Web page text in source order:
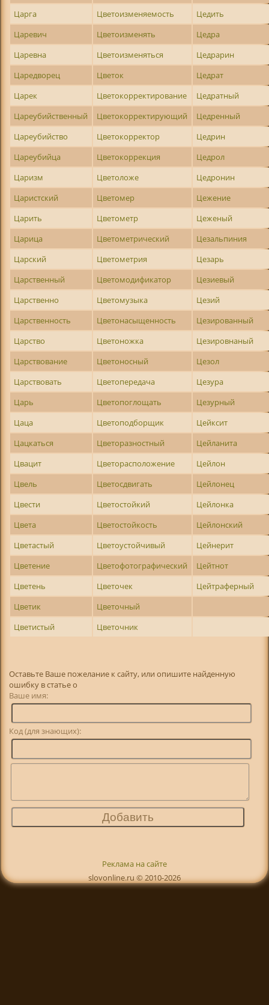
Царга
Цветоизменяемость
Цедить
Царевич
Цветоизменять
Цедра
Царевна
Цветоизменяться
Цедрарин
Царедворец
Цветок
Цедрат
Царек
Цветокорректирование
Цедратный
Цареубийственный
Цветокорректирующий
Цедренный
Цареубийство
Цветокорректор
Цедрин
Цареубийца
Цветокоррекция
Цедрол
Царизм
Цветоложе
Цедронин
Царистский
Цветомер
Цежение
Царить
Цветометр
Цеженый
Царица
Цветометрический
Цезальпиния
Царский
Цветометрия
Цезарь
Царственный
Цветомодификатор
Цезиевый
Царственно
Цветомузыка
Цезий
Царственность
Цветонасыщенность
Цезированный
Царство
Цветоножка
Цезировнаный
Царствование
Цветоносный
Цезол
Царствовать
Цветопередача
Цезура
Царь
Цветопоглощать
Цезурный
Цаца
Цветоподборщик
Цейксит
Цацкаться
Цветоразностный
Цейланита
Цвацит
Цветорасположение
Цейлон
Цвель
Цветосдвигать
Цейлонец
Цвести
Цветостойкий
Цейлонка
Цвета
Цветостойкость
Цейлонский
Цветастый
Цветоустойчивый
Цейнерит
Цветение
Цветофотографический
Цейтнот
Цветень
Цветочек
Цейтраферный
Цветик
Цветочный
Цветистый
Цветочник
Оставьте Ваше пожелание к сайту, или опишите найденную
ошибку в статье о
Ваше имя:
Код (для знающих):
Реклама на сайте
slovonline.ru © 2010-2026